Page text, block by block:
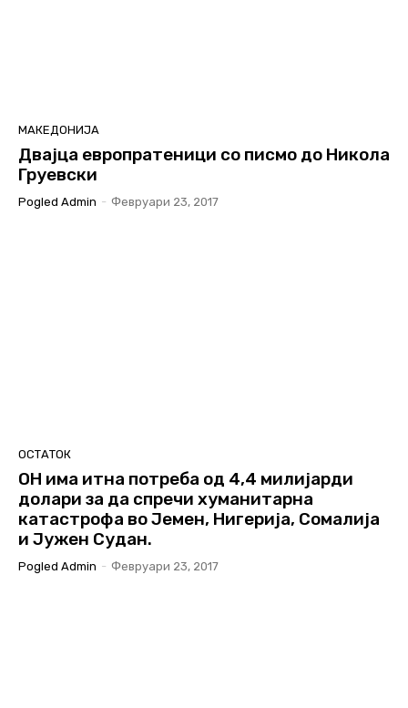
МАКЕДОНИЈА
Двајца европратеници со писмо до Никола
Груевски
Pogled Admin - Февруари 23, 2017
ОСТАТОК
ОН има итна потреба од 4,4 милијарди
долари за да спречи хуманитарна
катастрофа во Јемен, Нигерија, Сомалија
и Јужен Судан.
Pogled Admin - Февруари 23, 2017